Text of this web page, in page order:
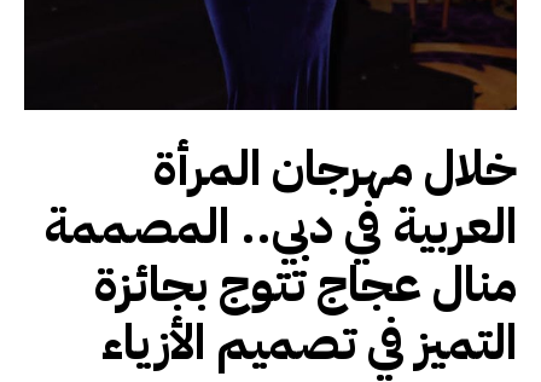
خلال مهرجان المرأة
العربية في دبي.. المصممة
منال عجاج تتوج بجائزة
التميز في تصميم الأزياء